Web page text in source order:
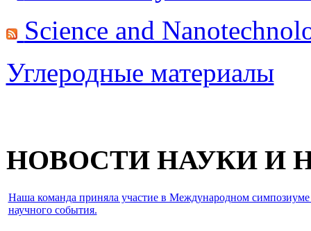
Science and
Углеродные материалы
НОВОСТИ НАУКИ И
Наша команда приняла участие в Международном
научного события.